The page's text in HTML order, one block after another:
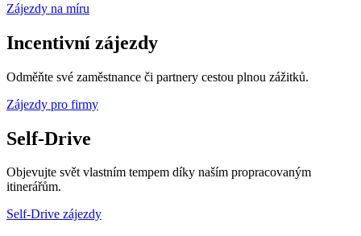
Zájezdy na míru
Incentivní zájezdy
Odměňte své zaměstnance či partnery cestou plnou zážitků.
Zájezdy pro firmy
Self-Drive
Objevujte svět vlastním tempem díky naším propracovaným
itinerářům.
Self-Drive zájezdy